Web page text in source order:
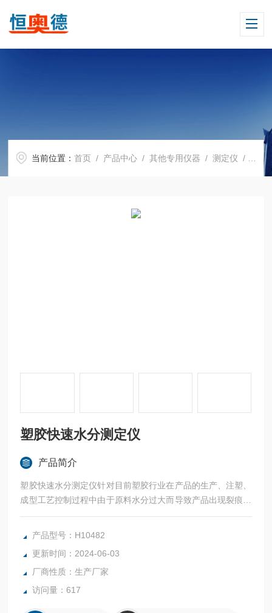
当前位置：首页 / 产品中心 /其他专用仪器 /测定仪 / H10482塑胶快速水分测定仪
塑胶快速水分测定仪
产品简介
塑胶快速水分测定仪针对目前塑胶行业在产品的生产、注塑、
成型工艺控制过程中由于原料水分过大而导致产品出现裂痕、
起泡、缩水等系列现象研发出的一款新型塑胶快速水分仪。该
产品外部无可动部件，无需设定测样、时间等模式。避免国产
源装置
产品型号：H10482
更新时间：2024-06-03
厂商性质：生产厂家
访问量：617